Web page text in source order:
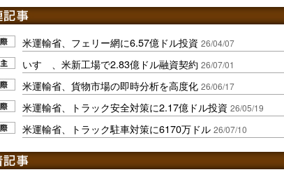
米運輸省、フェリー網に6.57億ドル投資 26/04/07
いすゞ、米新工場で2.83億ドル融資契約 26/07/01
米運輸省、貨物市場の即時分析を高度化 26/06/17
米運輸省、トラック安全対策に2.17億ドル投資 26/05/19
米運輸省、トラック駐車対策に6170万ドル 26/07/10